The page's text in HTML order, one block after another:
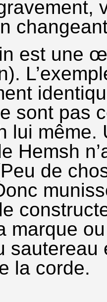
est une
sont pas
lui même.
Hemsh
de
marque
la corde.